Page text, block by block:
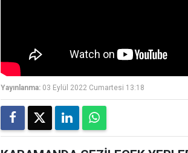
Yayınlanma: 03 Eylül 2022 Cumartesi 13:18